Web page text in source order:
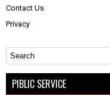
Contact Us
Privacy
PIBLIC SERVICE